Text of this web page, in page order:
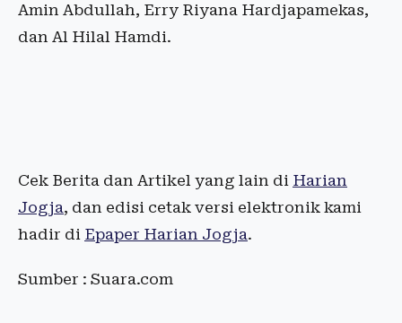
Amin Abdullah, Erry Riyana Hardjapamekas,
dan Al Hilal Hamdi.
Cek Berita dan Artikel yang lain di Harian
Jogja, dan edisi cetak versi elektronik kami
hadir di Epaper Harian Jogja.
Sumber : Suara.com